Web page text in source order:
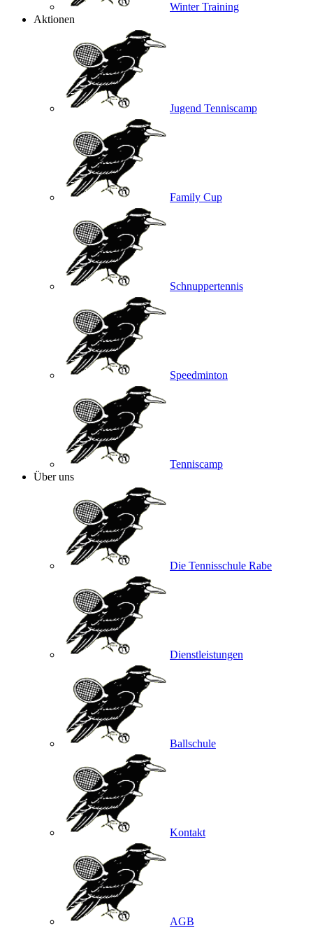
Winter Training
Aktionen
Jugend Tenniscamp
Family Cup
Schnuppertennis
Speedminton
Tenniscamp
Über uns
Die Tennisschule Rabe
Dienstleistungen
Ballschule
Kontakt
AGB